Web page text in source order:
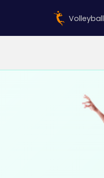
Volleyball